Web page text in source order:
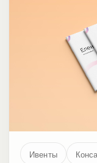
Ивенты